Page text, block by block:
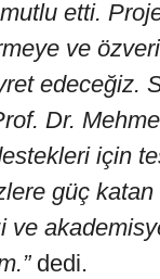
etti.
ve
edeceğiz.
Dr.
için
güç katan
ve
dedi.